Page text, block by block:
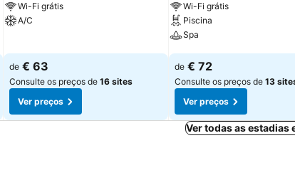
Wi-Fi grátis
A/C
de € 63
Consulte os preços de 16 sites
Ver preços
Wi-Fi grátis
Piscina
Spa
Ver preços
de € 72
Consulte os preços de 13
Ver preços
Ver todas as estadias